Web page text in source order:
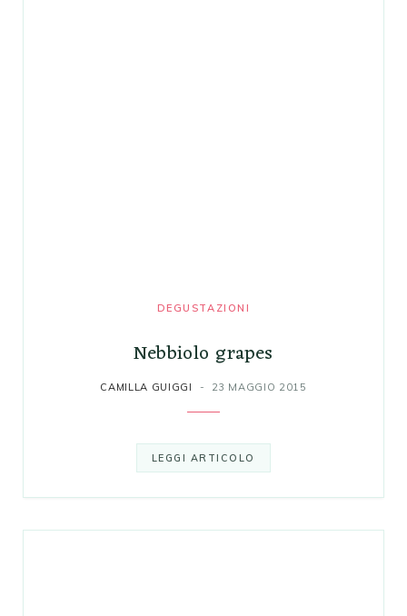
DEGUSTAZIONI
Nebbiolo grapes
CAMILLA GUIGGI 23 MAGGIO 2015
LEGGI ARTICOLO